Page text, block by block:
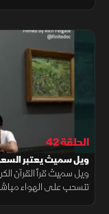
الحلقة 42
ويل سميث يعتبر
ويل سميث قرأ القرآن
تنسحب على الهواء